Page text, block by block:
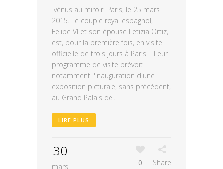
vénus au miroir Paris, le 25 mars
2015. Le couple royal espagnol,
Felipe VI et son épouse Letizia Ortiz,
est, pour la première fois, en visite
officielle de trois jours à Paris. Leur
programme de visite prévoit
notamment l'inauguration d'une
exposition picturale, sans précédent,
au Grand Palais de...
LIRE PLUS
30
mars 0 Share